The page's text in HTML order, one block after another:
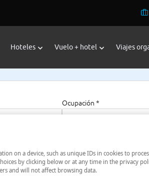
Hoteles Vuelo + hotel Viajes
Ocupación *
on a device, such as unique IDs in cookies to
by clicking below or at any time in the privacy
and will not affect browsing data.